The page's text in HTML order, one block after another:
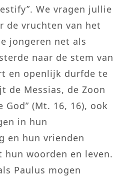
We vragen jullie
de vruchten van het
jongeren net als
naar de stem van
en openlijk durfde te
de Messias, de Zoon
God” (Mt. 16, 16), ook
in hun
en hun vrienden
hun woorden en leven.
Paulus mogen